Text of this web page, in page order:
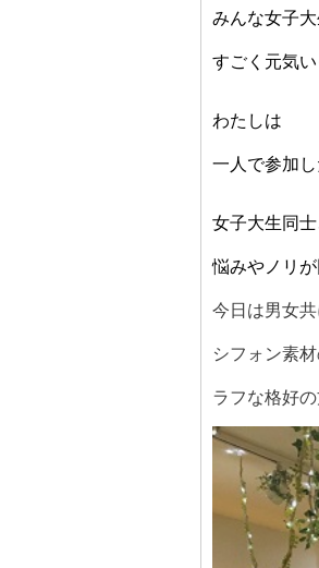
みんな女子
すごく元気
わたしは
一人で参加
女子大生同士
悩みやノリ
今日は男女共
シフォン素
ラフな格好